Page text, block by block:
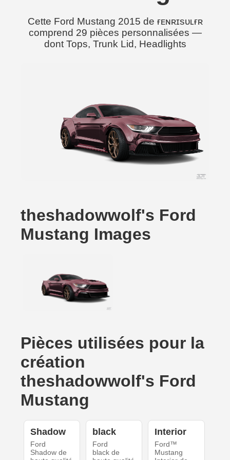
Cette Ford Mustang 2015 de ғᴇɴʀɪsᴜʟғʀ
comprend 29 pièces personnalisées —
dont Tops, Trunk Lid, Headlights
theshadowwolf's Ford
Mustang Images
Pièces utilisées pour la
création
theshadowwolf's Ford
Mustang
Shadow
Ford
Shadow de
black
Ford
black de
Interior
Ford™
Mustang